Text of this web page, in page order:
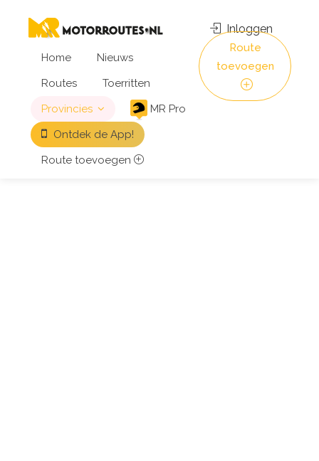
Home
Nieuws
Routes
Toerritten
Provincies
MR Pro
Ontdek de App!
Route toevoegen
Inloggen
Route
toevoegen